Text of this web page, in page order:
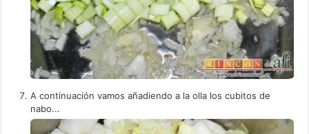
A continuación vamos añadiendo a la olla los cubitos de
nabo...